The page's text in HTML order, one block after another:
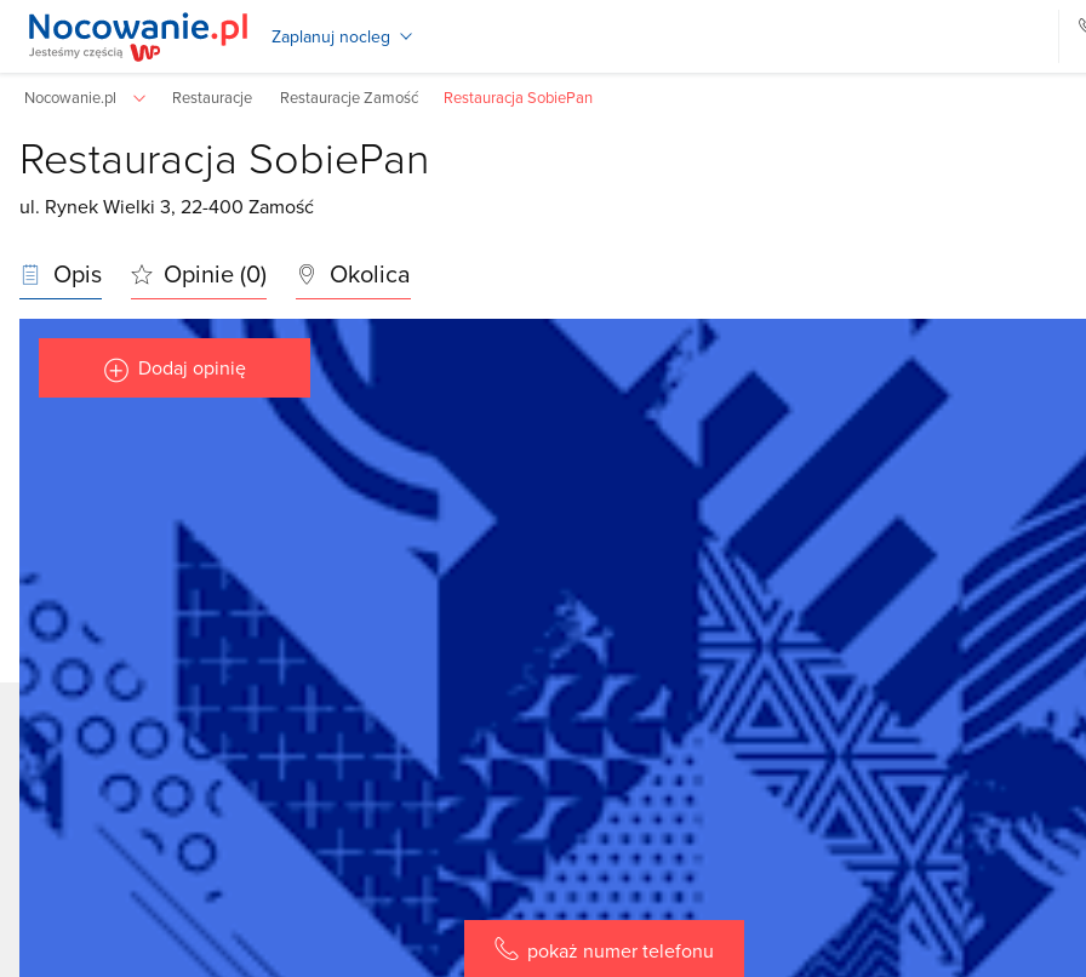
Zaplanuj nocleg
Nocowanie.pl Restauracje Restauracje Zamość Restauracja SobiePan
Restauracja SobiePan
ul. Rynek Wielki 3, 22-400 Zamość
Opis Opinie (0) Okolica
Dodaj opinię
pokaż numer telefonu